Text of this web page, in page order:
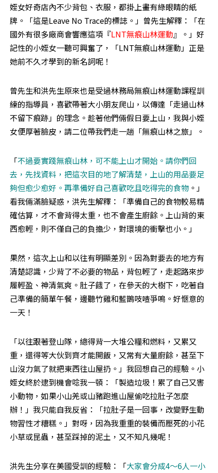
姪女好奇店內不少背包、衣服，都掛上畫有綠眼睛的紙
牌。「這是Leave No Trace的標誌。」曾先生解釋：「在
國外有很多廠商會響應這項『LNT無痕山林運動』。」好
記性的小姪女一聽可興奮了，「LNT無痕山林運動」正是
她前不久才學到的新名詞呢！
曾先生和洪先生原來也是受過林務局無痕山林運動課程訓
練的指導員，喜歡帶著大小朋友爬山，以傳達「走過山林
不留下痕跡」的理念。趁著他們倆假日要上山，我與小姪
女便厚著臉皮，請二位帶我們走一趟「無痕山林之旅」。
「不過要實踐無痕山林，可不能上山才開始。請你們回
去，先找資料，把這次目的地了解清楚，上山的用品要足
夠但愈少愈好。再準備好自己喜歡吃且吃得完的食物 。」
看我倆滿臉疑惑，洪先生解釋：「準備自己的食物較易精
確估算，才不會背得太重，也不會產生廚餘。上山背的東
西愈輕，則不僅自己的負擔少，對環境的衝擊也小。」
果然，這次上山和以往有明顯差別。因為對要去的地方有
清楚認識，少背了不必要的物品，背包輕了，走起路來步
履輕盈、神清氣爽。肚子餓了，在參天的大樹下，吃著自
己準備的簡單午餐，邊聽竹雞和藍鵲吱喳爭鳴。好愜意的
一天！
「以往跟著登山隊，總得背一大堆公糧和燃料，又累又
重，還得等大伙到齊才能開飯，又常有大量廚餘，甚至下
山沒力氣了就把東西往山屋扔。」我回想自己的經驗。小
姪女終於逮到機會唸我一頓：「製造垃圾！累了自己又害
小動物，如果小山羌或山豬跑進山屋偷吃拉肚子怎麼
辦！」我只能自我反省：「拉肚子是一回事，改變野生動
物習性才糟糕。」對呀，因為我重重的裝備而壓死的小花
小草或昆蟲，甚至踩掉的泥土，又不知凡幾呢！
洪先生分享在美國受訓的經驗：「大家會分成4～6人一小